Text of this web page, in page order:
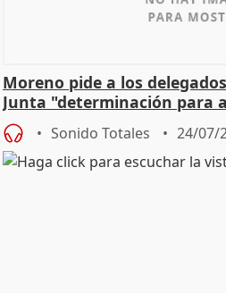
Moreno pide a los
Junta "determinación para
diálog
Sonido Totales 24/07/